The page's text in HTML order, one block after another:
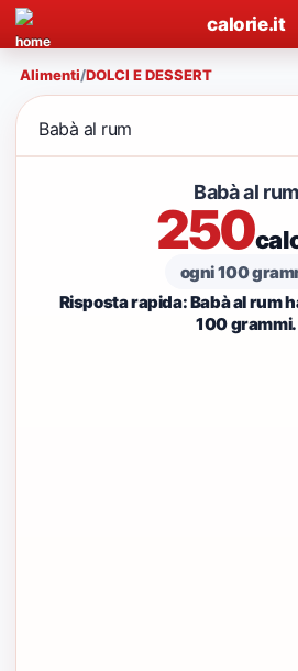
calorie.it
Alimenti/DOLCI E DESSERT
Babà al rum
Babà al rum
250
ogni 100
Risposta rapida: Babà al rum
100 grammi.